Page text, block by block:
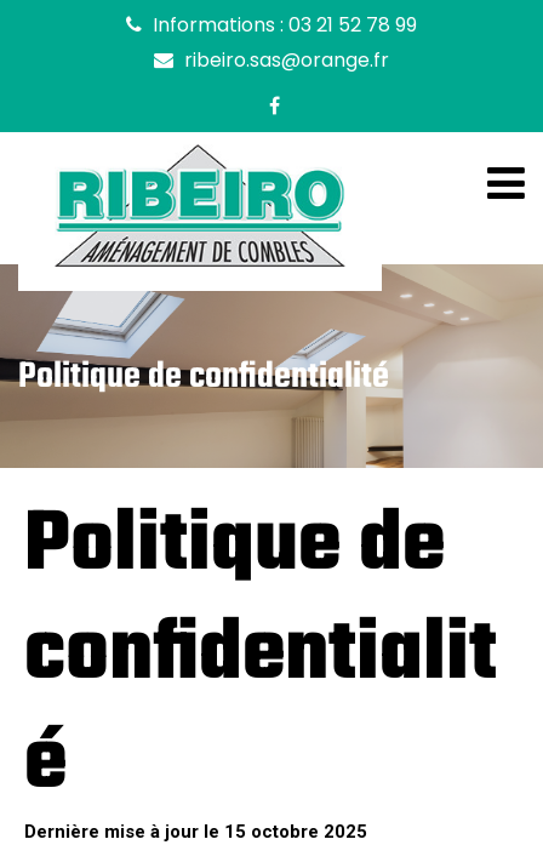
Informations : 03 21 52 78 99
ribeiro.sas@orange.fr
Politique de confidentialité
Politique de
confidentialit
é
Dernière mise à jour le 15 octobre 2025